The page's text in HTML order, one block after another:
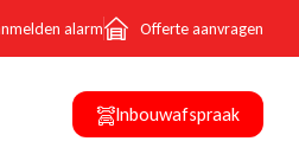
alarm Offerte aanvragen
Inbouwafspraak